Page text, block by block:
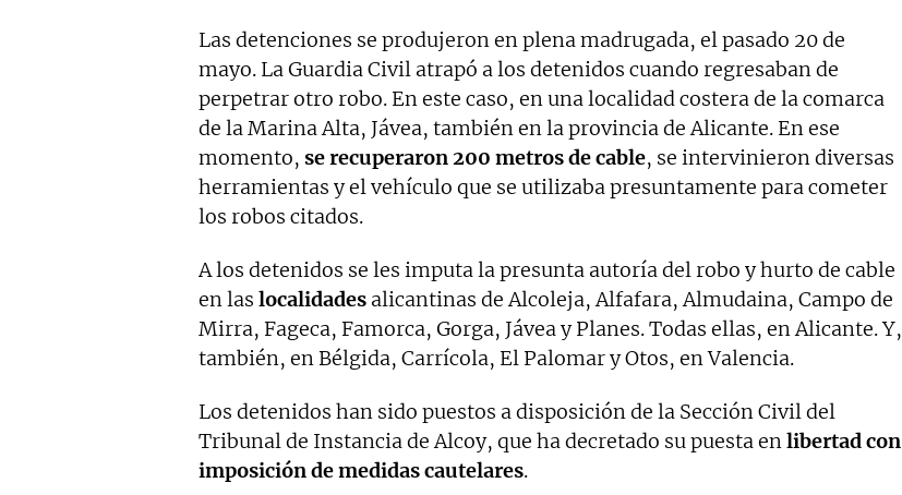
Las detenciones se produjeron en plena madrugada, el pasado 20 de
mayo. La Guardia Civil atrapó a los detenidos cuando regresaban de
perpetrar otro robo. En este caso, en una localidad costera de la comarca
de la Marina Alta, Jávea, también en la provincia de Alicante. En ese
momento, se recuperaron 200 metros de cable, se intervinieron diversas
herramientas y el vehículo que se utilizaba presuntamente para cometer
los robos citados.
A los detenidos se les imputa la presunta autoría del robo y hurto de cable
en las localidades alicantinas de Alcoleja, Alfafara, Almudaina, Campo de
Mirra, Fageca, Famorca, Gorga, Jávea y Planes. Todas ellas, en Alicante. Y,
también, en Bélgida, Carrícola, El Palomar y Otos, en Valencia.
Los detenidos han sido puestos a disposición de la Sección Civil del
Tribunal de Instancia de Alcoy, que ha decretado su puesta enlibertad con
imposición de medidas cautelares.